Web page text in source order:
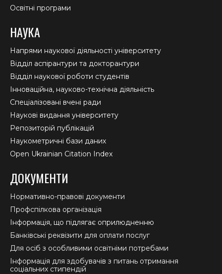
Освітні програми
НАУКА
Напрями наукової діяльності університету
Відділ аспірантури та докторантури
Відділ наукової роботи студентів
Інноваційна, науково-технічна діяльність
Спеціалізовані вчені ради
Наукові видання університету
Репозиторій публікацій
Наукометричні бази даних
Open Ukrainian Citation Index
ДОКУМЕНТИ
Нормативно-правові документи
Профспілкова організація
Інформація, що підлягає оприлюдненню
Банківські реквізити для оплати послуг
Для осіб з особливими освітніми потребами
Інформація для здобувачів з питань отримання
соціальних стипендій